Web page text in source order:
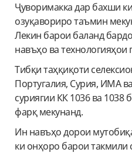
Ҷуворимакка дар бахши
озуқавориро таъмин
Лекин барои баланд
навъҳо ва технологияҳои
Тибқи таҳқиқоти
Португалия, Сурия, ИМА
суриягии КК 1036 ва 1038
фарқ мекунанд.
Ин навъҳо дорои
ки онҳоро барои